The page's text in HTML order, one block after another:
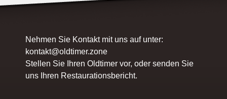
Nehmen Sie Kontakt mit uns auf unter:
kontakt@oldtimer.zone
Stellen Sie Ihren Oldtimer vor, oder senden Sie
uns Ihren Restaurationsbericht.